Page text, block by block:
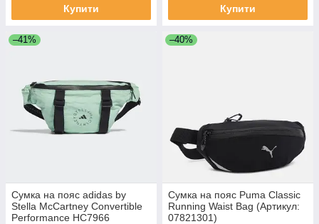
Купити Купити
–41%
Сумка на пояс adidas by
Stella McCartney Convertible
Performance HC7966
–40%
Сумка на пояс Puma Classic
Running Waist Bag (Артикул:
07821301)